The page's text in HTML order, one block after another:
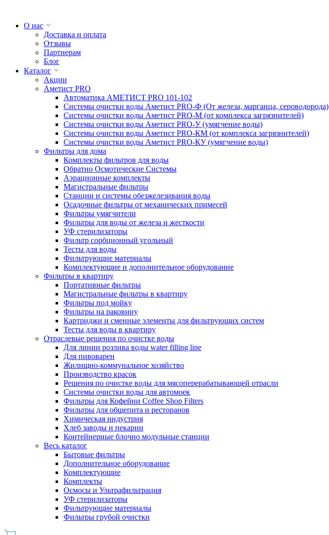
О нас
Доставка и оплата
Отзывы
Партнерам
Блог
Каталог
Акции
Аметист PRO
Автоматика АМЕТИСТ PRO 101-102
Системы очистки воды Аметист PRO-Ф (От железа, марганца, сероводорода)
Системы очистки воды Аметист PRO-M (от комплекса загрязнителей)
Системы очистки воды Аметист PRO-У (умягчение воды)
Системы очистки воды Аметист PRO-КM (от комплекса загрязнителей)
Системы очистки воды Аметист PRO-КУ (умягчение воды)
Фильтры для дома
Комплекты фильтров для воды
Обратно Осмотические Системы
Аэрационные комплекты
Магистральные фильтры
Станции и системы обезжелезивания воды
Осадочные фильтры от механических примесей
Фильтры умягчители
Фильтры для воды от железа и жесткости
УФ стерилизаторы
Фильтр сорбционный угольный
Тесты для воды
Фильтрующие материалы
Комплектующие и дополнительное оборудование
Фильтры в квартиру
Портативные фильтры
Магистральные фильтры в квартиру
Фильтры под мойку
Фильтры на раковину
Картриджи и сменные элементы для фильтрующих систем
Тесты для воды в квартиру
Отраслевые решения по очистке воды
Для линии розлива воды water filling line
Для пивоварен
Жилищно-коммунальное хозяйство
Производство красок
Решения по очистке воды для мясоперерабатывающей отрасли
Системы очистки воды для автомоек
Фильтры для Кофейни Coffee Shop Filters
Фильтры для общепита и ресторанов
Химическая индустрия
Хлеб заводы и пекарни
Контейнерные блочно модульные станции
Весь каталог
Бытовые фильтры
Дополнительное оборудование
Комплектующие
Комплекты
Осмосы и Ультрафильтрация
УФ стерилизаторы
Фильтрующие материалы
Фильтры грубой очистки